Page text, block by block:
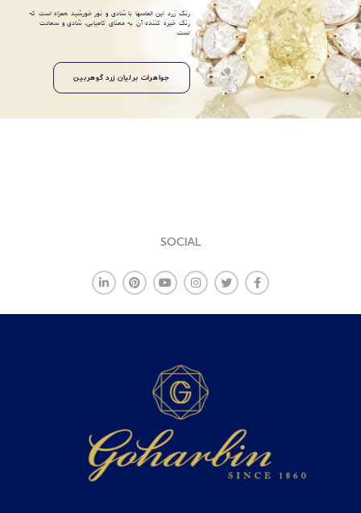
رنگ زرد این الماسها با شادی و نور خورشید همراه است که
رنگ خیره کننده آن به معنای کامیابی، شادی و سعادت
است.
جواهرات برلیان زرد گوهربین
SOCIAL